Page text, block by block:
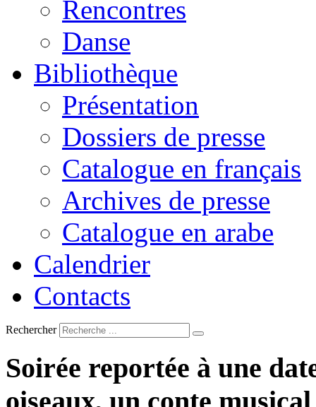
Rencontres
Danse
Bibliothèque
Présentation
Dossiers de presse
Catalogue en français
Archives de presse
Catalogue en arabe
Calendrier
Contacts
Rechercher
Soirée reportée à une